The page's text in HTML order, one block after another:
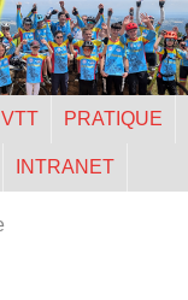
PRATIQUE
INTRANET